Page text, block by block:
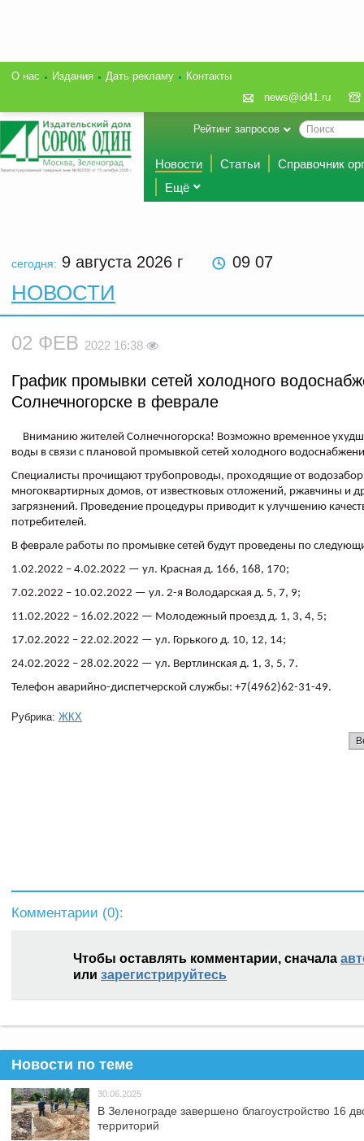
О нас Издания Дать рекламу
Контакты
news@id41.ru
Рейтинг запросов
Новости Статьи
Справочник
Ещё
сегодня: 9 августа 2026 г 09 07
НОВОСТИ
02 ФЕВ 2022 16:38
График промывки сетей холодного
Солнечногорске в февpале
Вниманию жителей Солнечногорска! Возможно временное
воды в связи с плановой промывкой сетей холодного
Специалисты прочищают трубопроводы, проходящие от
многоквартирных домов, от известковых отложений, ржавчины и
загрязнений. Проведение процедуры приводит к улучшению
потребителей.
В феврале работы по промывке сетей будут проведены по
1.02.2022 – 4.02.2022 — ул. Красная д. 166, 168, 170;
7.02.2022 – 10.02.2022 — ул. 2-я Володарская д. 5, 7, 9;
11.02.2022 – 16.02.2022 — Молодежный проезд д. 1, 3, 4, 5;
17.02.2022 – 22.02.2022 — ул. Горького д. 10, 12, 14;
24.02.2022 – 28.02.2022 — ул. Вертлинская д. 1, 3, 5, 7.
Телефон аварийно-диспетчерской службы: +7(4962)62-31-49.
Рубрика: ЖКХ
Комментарии (0):
Чтобы оставлять комментарии, сначала
или зарегистрируйтесь
Новости по теме
30.06.2025
В Зеленограде завершено благоустройство 16
территорий